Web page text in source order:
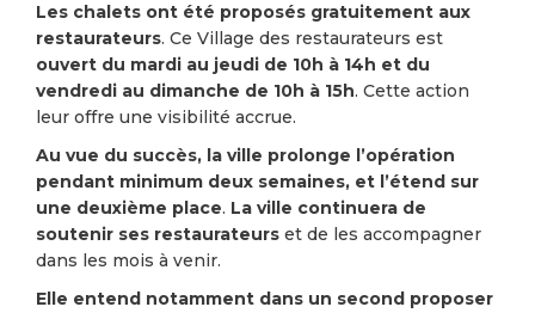
Les chalets ont été proposés gratuitement aux
restaurateurs. Ce Village des restaurateurs est
ouvert du mardi au jeudi de 10h à 14h et du
vendredi au dimanche de 10h à 15h. Cette action
leur offre une visibilité accrue.
Au vue du succès, la ville prolonge l’opération
pendant minimum deux semaines, et l’étend sur
une deuxième place. La ville continuera de
soutenir ses restaurateurs et de les accompagner
dans les mois à venir.
Elle entend notamment dans un second proposer